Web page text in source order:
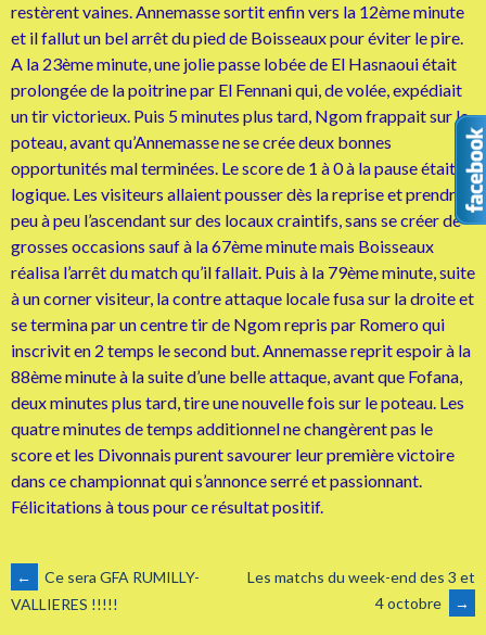
restèrent vaines. Annemasse sortit enfin vers la 12ème minute
et il fallut un bel arrêt du pied de Boisseaux pour éviter le pire.
A la 23ème minute, une jolie passe lobée de El Hasnaoui était
prolongée de la poitrine par El Fennani qui, de volée, expédiait
un tir victorieux. Puis 5 minutes plus tard, Ngom frappait sur le
poteau, avant qu’Annemasse ne se crée deux bonnes
opportunités mal terminées. Le score de 1 à 0 à la pause était
logique. Les visiteurs allaient pousser dès la reprise et prendre
peu à peu l’ascendant sur des locaux craintifs, sans se créer de
grosses occasions sauf à la 67ème minute mais Boisseaux
réalisa l’arrêt du match qu’il fallait. Puis à la 79ème minute, suite
à un corner visiteur, la contre attaque locale fusa sur la droite et
se termina par un centre tir de Ngom repris par Romero qui
inscrivit en 2 temps le second but. Annemasse reprit espoir à la
88ème minute à la suite d’une belle attaque, avant que Fofana,
deux minutes plus tard, tire une nouvelle fois sur le poteau. Les
quatre minutes de temps additionnel ne changèrent pas le
score et les Divonnais purent savourer leur première victoire
dans ce championnat qui s’annonce serré et passionnant.
Félicitations à tous pour ce résultat positif.
NAVIGATION
←
Ce sera GFA RUMILLY-
VALLIERES !!!!!
Les matchs du week-end des 3 et
4 octobre
→